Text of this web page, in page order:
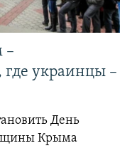
–
украинцы –
День
Крыма